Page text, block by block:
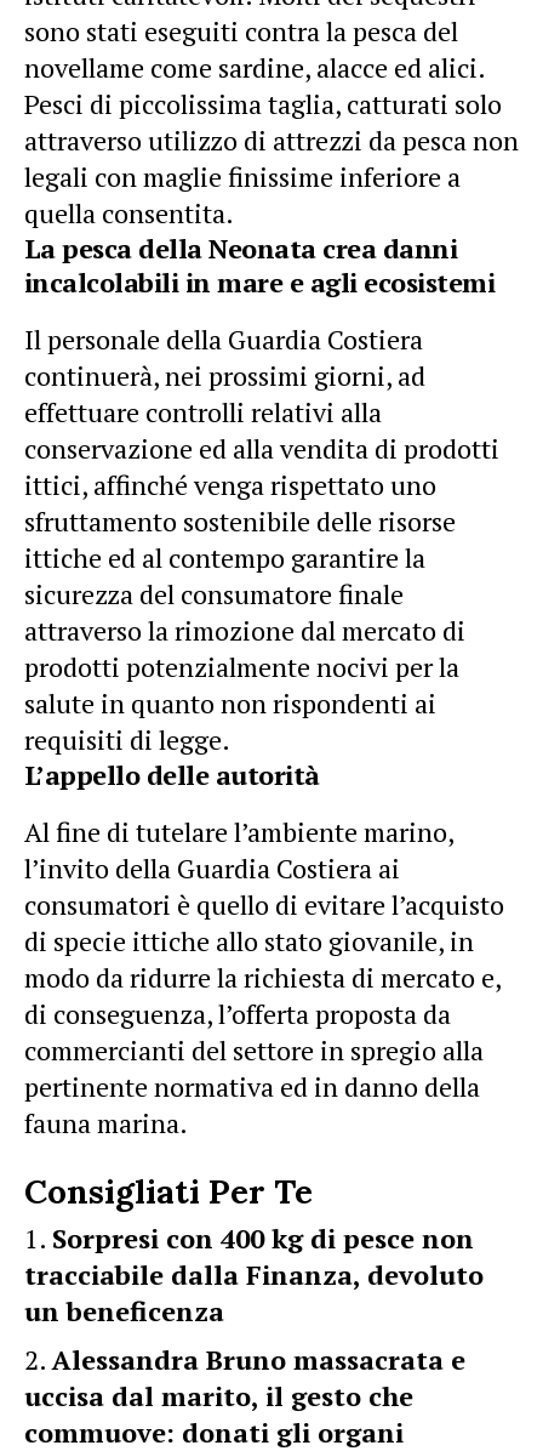
sono stati eseguiti contra la pesca del
novellame come sardine, alacce ed alici.
Pesci di piccolissima taglia, catturati solo
attraverso utilizzo di attrezzi da pesca non
legali con maglie finissime inferiore a
quella consentita.
La pesca della Neonata crea danni
incalcolabili in mare e agli ecosistemi
Il personale della Guardia Costiera
continuerà, nei prossimi giorni, ad
effettuare controlli relativi alla
conservazione ed alla vendita di prodotti
ittici, affinché venga rispettato uno
sfruttamento sostenibile delle risorse
ittiche ed al contempo garantire la
sicurezza del consumatore finale
attraverso la rimozione dal mercato di
prodotti potenzialmente nocivi per la
salute in quanto non rispondenti ai
requisiti di legge.
L’appello delle autorità
Al fine di tutelare l’ambiente marino,
l’invito della Guardia Costiera ai
consumatori è quello di evitare l’acquisto
di specie ittiche allo stato giovanile, in
modo da ridurre la richiesta di mercato e,
di conseguenza, l’offerta proposta da
commercianti del settore in spregio alla
pertinente normativa ed in danno della
fauna marina.
Consigliati Per Te
Sorpresi con 400 kg di pesce non
tracciabile dalla Finanza, devoluto
un beneficenza
Alessandra Bruno massacrata e
uccisa dal marito, il gesto che
commuove: donati gli organi